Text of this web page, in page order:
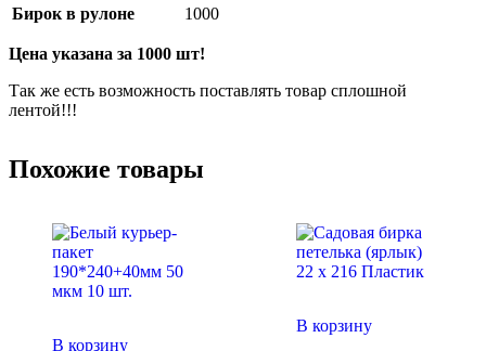
Бирок в рулоне
1000
Цена указана за 1000 шт!
Так же есть возможность поставлять товар сплошной
лентой!!!
Похожие товары
В корзину
В корзину